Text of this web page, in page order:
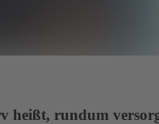
heißt, rundum